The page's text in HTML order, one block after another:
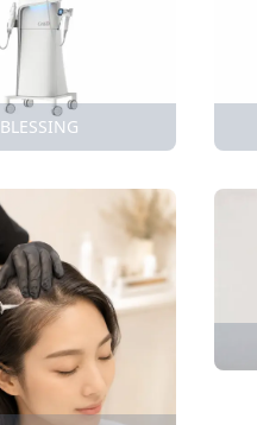
BLESSING